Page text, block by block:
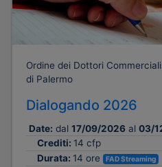
Ordine dei Dottori
di Palermo
Dialogando 2026
Date: dal 17/09/2026 al 03/
Crediti: 14 cfp
Durata: 14 ore FAD Streaming